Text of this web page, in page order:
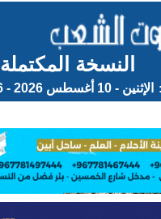
النسخة المكتملة
الإثنين - 10 أغسطس 2026 - 11:36 م